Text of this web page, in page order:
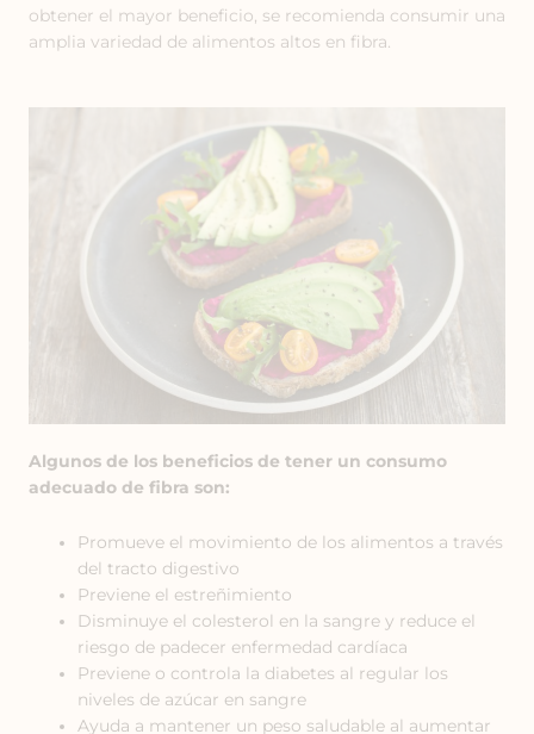
obtener el mayor beneficio, se recomienda consumir una
amplia variedad de alimentos altos en fibra.
Algunos de los beneficios de tener un consumo
adecuado de fibra son:
Promueve el movimiento de los alimentos a través
del tracto digestivo
Previene el estreñimiento
Disminuye el colesterol en la sangre y reduce el
riesgo de padecer enfermedad cardíaca
Previene o controla la diabetes al regular los
niveles de azúcar en sangre
Ayuda a mantener un peso saludable al aumentar